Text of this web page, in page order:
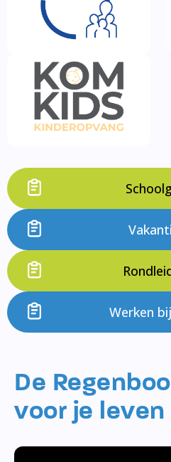
Werken
De
voor je leven